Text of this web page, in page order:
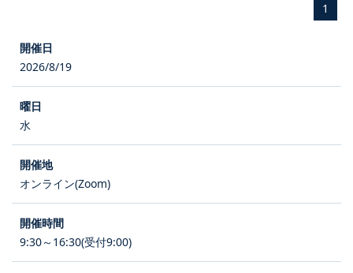
1
2026/8/19
水
オンライン(Zoom)
9:30～16:30(受付9:00)